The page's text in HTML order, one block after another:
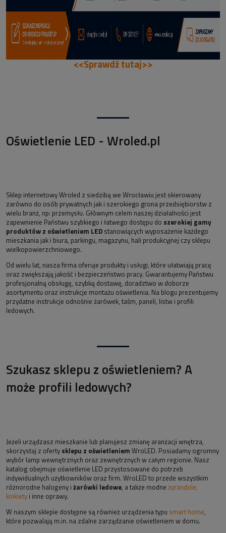
<<Sprawdź tutaj>>
Oświetlenie LED - Wroled.pl
Sklep internetowy Wroled z siedzibą we Wrocławiu jest skierowany
zarówno do osób prywatnych jak i szerokiego grona przedsiębiorstw z
wielu branż, np: przemysłu. Głównym celem naszej działalności jest
zapewnienie Państwu szybkiego i łatwego dostępu do szerokiej gamy
produktów z oświetleniem LED stanowiących wyposażenie każdego
mieszkania jak i biura, parkingu, magazynu, hali produkcyjnej czy sklepu
wielkopowierzchniowego.
Od wielu lat, nasza firma oferuje produkty i usługi, które ułatwiają pracę
oraz zwiększają jakość i bezpieczeństwo pracy. Gwarantujemy Państwu
profesjonalną obsługę, szybką dostawę, doradztwo w doborze
asortymentu oraz instrukcje montażu oświetlenia. Na blogu prezentujemy
przydatne instrukcje odnośnie żarówek, taśm, paneli, listw i profili
ledowych.
Szukasz sklepu z oświetleniem? A
może profili ledowych?
Jeżeli urządzasz mieszkanie lub planujesz zmianę aranżacji wnętrza,
skorzystaj z oferty sklepu z oświetleniem WroLED. Posiadamy ogromny
wybór lamp wewnętrznych oraz zewnętrznych w całym regionie. Nasz
katalog obejmuje oświetlenie LED przystosowane do potrzeb
indywidualnych użytkowników oraz firm. WroLED to przede wszystkim
różnorodne halogeny i żarówki ledowe, a także modne żyrandole,
kinkiety i inne oprawy.
W naszym sklepie dostępne są również urządzenia typu smart home,
które pozwalają m.in. na zdalne zarządzanie oświetleniem w domu.